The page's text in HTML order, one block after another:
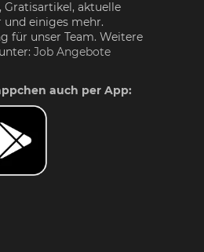
Gratisartikel, aktuelle
und einiges mehr.
für unser Team. Weitere
Job Angebote
auch per App: